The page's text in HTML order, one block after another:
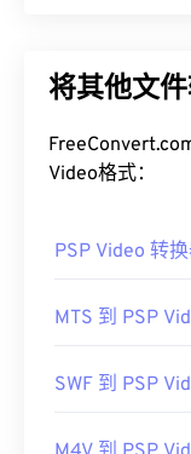
缩，这意味着它
如何打开
统中播放
认播放平台。它
其他可以打开
是专有格式，
将其他文
Video格式：
PSP Video 转
MTS 到 PSP
SWF 到 PSP